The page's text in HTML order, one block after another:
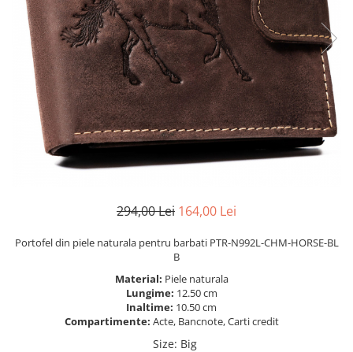
294,00 Lei 164,00 Lei
Portofel din piele naturala pentru barbati PTR-N992L-CHM-HORSE-BL
B
Material: Piele naturala
Lungime: 12.50 cm
Inaltime: 10.50 cm
Compartimente: Acte, Bancnote, Carti credit
Size: Big